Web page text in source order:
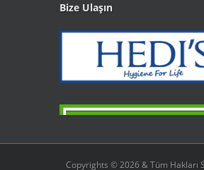
Bize Ulaşın
Copyrights © 2026 & Tüm Hakları